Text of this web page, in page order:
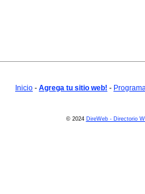
Inicio - Agrega tu sitio web! -
© 2024 DireWeb - Directorio